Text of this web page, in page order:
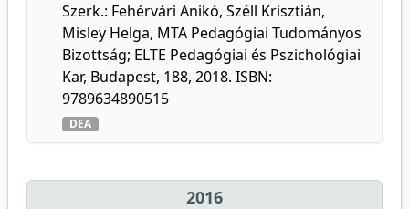
Szerk.: Fehérvári Anikó, Széll Krisztián,
Misley Helga, MTA Pedagógiai Tudományos
Bizottság; ELTE Pedagógiai és Pszichológiai
Kar, Budapest, 188, 2018. ISBN:
9789634890515
DEA
2016